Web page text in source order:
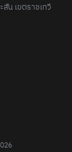
น เขตราชเทวี